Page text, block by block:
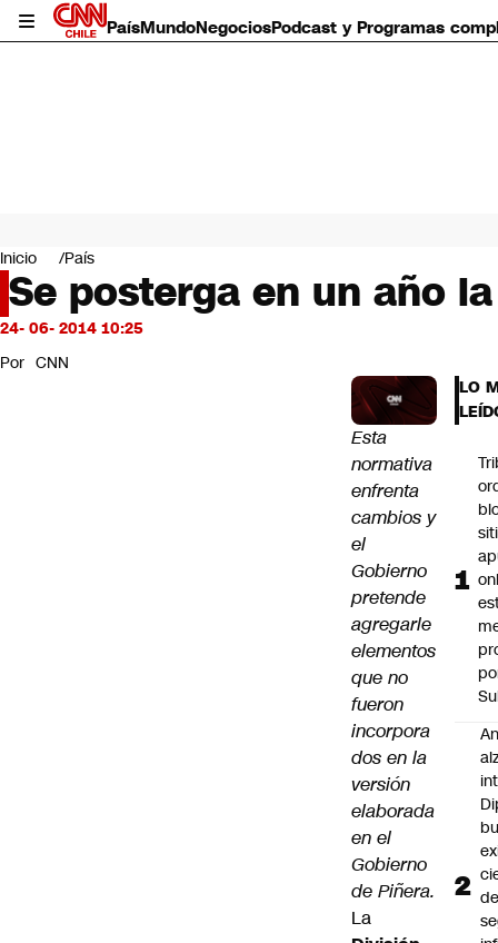
PaísMundoNegociosPodcast y Programas
Mundo
Negocios
Deportes
Programas completos
Servicios
Inicio País
Se posterga en un año
24- 06- 2014 10:25
Por CNN
Esta
normativa
enfrenta
cambios y
el
Gobierno
pretende
agregarle
elementos
que no
fueron
incorpora
dos en la
versión
elaborada
en el
Gobierno
de Piñera.
La
LO
de